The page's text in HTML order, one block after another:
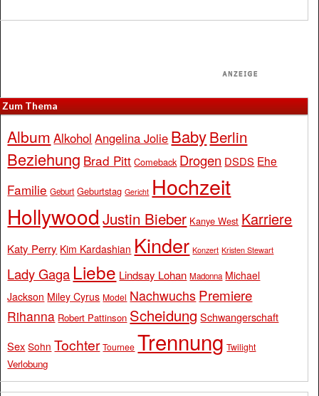
Zum Thema
Album Alkohol Angelina Jolie BabyBerlin
Beziehung Brad Pitt Comeback Drogen DSDS Ehe
Familie Geburt Geburtstag Gericht Hochzeit
Hollywood Justin Bieber Kanye West Karriere
Katy Perry Kim Kardashian Kinder Konzert Kristen Stewart
Lady Gaga Liebe Lindsay Lohan Madonna Michael
Jackson Miley Cyrus Model Nachwuchs Premiere
Rihanna Robert Pattinson Scheidung Schwangerschaft
Sex Sohn Tochter Tournee Trennung Twilight
Verlobung